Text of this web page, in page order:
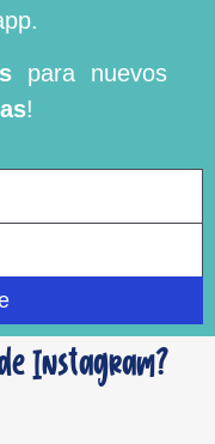
para nuevos
!
Instagram?